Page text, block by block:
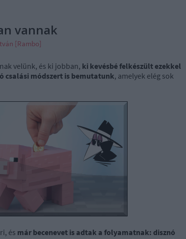
vannak
[Rambo]
velünk, és ki jobban, ki kevésbé felkészült ezekkel
csalási módszert is bemutatunk, amelyek elég sok
és már becenevet is adtak a folyamatnak: disznó